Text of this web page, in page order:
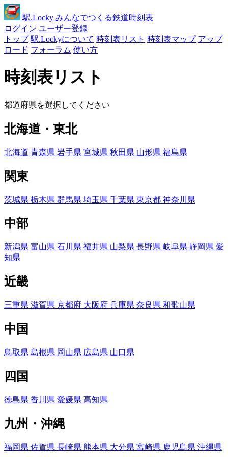
駅.Locky みんなでつくる鉄道時刻表
ログイン ユーザー登録
トップ 駅.Lockyについて 時刻表リスト 時刻表マップ アップ
ロード フォーラム 使い方
時刻表リスト
都道府県を選択してください
北海道・東北
北海道 青森県 岩手県 宮城県 秋田県 山形県 福島県
関東
茨城県 栃木県 群馬県 埼玉県 千葉県 東京都 神奈川県
中部
新潟県 富山県 石川県 福井県 山梨県 長野県 岐阜県 静岡県 愛
知県
近畿
三重県 滋賀県 京都府 大阪府 兵庫県 奈良県 和歌山県
中国
鳥取県 島根県 岡山県 広島県 山口県
四国
徳島県 香川県 愛媛県 高知県
九州・沖縄
福岡県 佐賀県 長崎県 熊本県 大分県 宮崎県 鹿児島県 沖縄県